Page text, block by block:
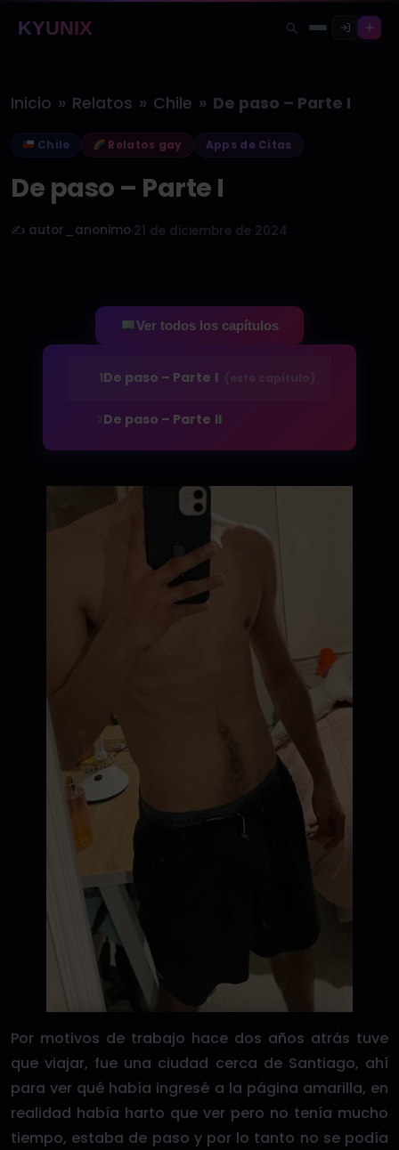
KYUNIX
Inicio » Relatos » Chile » De paso – Parte I
Chile Relatos gay Apps de Citas
De paso – Parte I
✍️ autor_anonimo 21 de diciembre de 2024
Ver todos los capítulos
1De paso – Parte I (este capítulo)
De paso – Parte II
Por motivos de trabajo hace dos años atrás tuve
que viajar, fue una ciudad cerca de Santiago, ahí
para ver qué había ingresé a la página amarilla, en
realidad había harto que ver pero no tenía mucho
tiempo, estaba de paso y por lo tanto no se podía